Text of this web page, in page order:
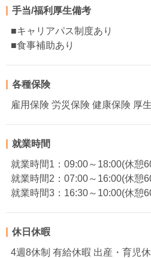
手当/福利厚生備考
■キャリアパス制度あり
■食事補助あり
各種保険
雇用保険 労災保険 健康保険 厚
就業時間
就業時間1：09:00～18:00(休憩
就業時間2：07:00～16:00(休憩
就業時間3：16:30～10:00(休憩
休日休暇
4週8休制 有給休暇 出産・育児